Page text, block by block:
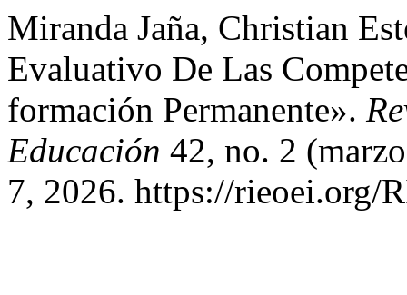
Miranda Jaña, Christian
Evaluativo De Las
formación Permanente».
Educación 42, no. 2
7, 2026. https://rieoei.org/